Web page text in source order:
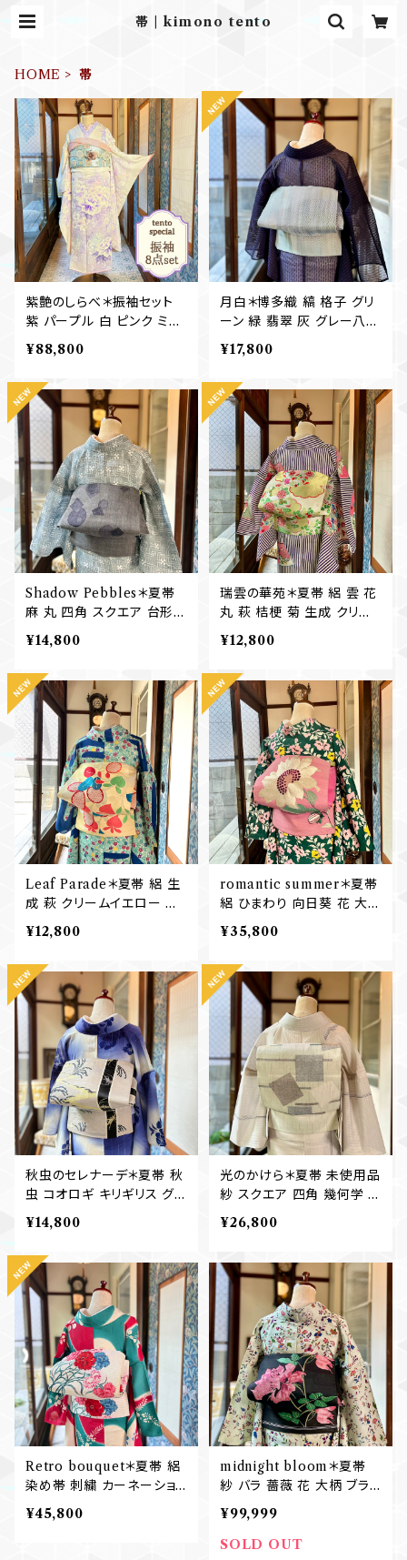
帯 | kimono tento
HOME 帯
紫艶のしらべ＊振袖セット
紫 パープル 白 ピンク ミン
トグリーン ブルー 水色 牡
丹 藤 桜 白いお花 成人式
振袖 袋帯 帯締め 帯揚げ
重ね衿 刺繍半衿 長襦袢 B
¥88,800
月白＊博多織 縞 格子 グリ
ーン 緑 翡翠 灰 グレー八寸
名古屋帯 B773
¥17,800
Shadow Pebbles＊夏帯
麻 丸 四角 スクエア 台形
五角形 グレー 格子 灰 名
古屋帯 B769
¥14,800
瑞雲の華苑＊夏帯 絽 雲 花
丸 萩 桔梗 菊 生成 クリー
ムイエロー 刺繍 アンティー
ク夏名古屋帯 B767
¥12,800
Leaf Parade＊夏帯 絽 生
成 萩 クリームイエロー 刺
繍 アンティーク夏名古屋帯
B765
¥12,800
romantic summer＊夏帯
絽 ひまわり 向日葵 花 大柄
ピンク 刺繍 アンティーク夏
名古屋帯 B763
¥35,800
秋虫のセレナーデ＊夏帯 秋
虫 コオロギ キリギリス グレ
ー 黒 モノトーン アンティー
ク夏名古屋帯 B749
¥14,800
光のかけら＊夏帯 未使用品
紗 スクエア 四角 幾何学 ミ
ント 薄緑 アイスグリーン 洒
落袋帯 B751
¥26,800
Retro bouquet＊夏帯 絽
染め帯 刺繍 カーネーショ
ン 赤 青 ブルー レッド 白
ホワイト アンティーク夏名
¥45,800
midnight bloom＊夏帯
紗 バラ 薔薇 花 大柄 ブラッ
ク 黒 アンティーク夏名古
屋帯 B745
¥99,999
SOLD OUT